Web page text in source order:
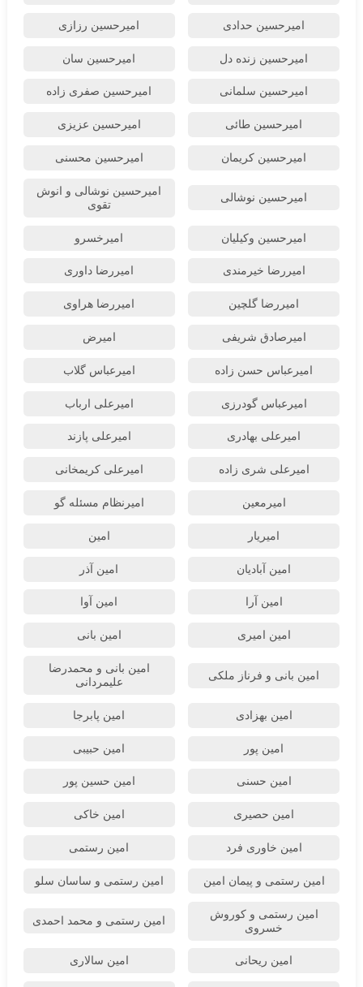
امیرحسین حدادی امیرحسین رزازی
امیرحسین زنده دل امیرحسین سان
امیرحسین سلمانی امیرحسین صفری زاده
امیرحسین طائی امیرحسین عزیزی
امیرحسین کریمان امیرحسین محسنی
امیرحسین نوشالی
امیرحسین نوشالی و انوش
تقوی
امیرحسین وکیلیان امیرخسرو
امیررضا خیرمندی امیررضا داوری
امیررضا گلچین امیررضا هراوی
امیرصادق شریفی امیرض
امیرعباس حسن زاده امیرعباس گلاب
امیرعباس گودرزی امیرعلی ارباب
امیرعلی بهادری امیرعلی پازند
امیرعلی شری زاده امیرعلی کریمخانی
امیرمعین امیرنظام مسئله گو
امیریار امین
امین آبادیان امین آذر
امین آرا امین آوا
امین امیری امین بانی
امین بانی و فرناز ملکی
امین بانی و محمدرضا
علیمردانی
امین بهزادی امین پابرجا
امین پور امین حبیبی
امین حسنی امین حسین پور
امین حصیری امین خاکی
امین خاوری فرد امین رستمی
امین رستمی و پیمان امین امین رستمی و ساسان سلو
امین رستمی و کوروش
خسروی
امین رستمی و محمد احمدی
امین ریحانی امین سالاری